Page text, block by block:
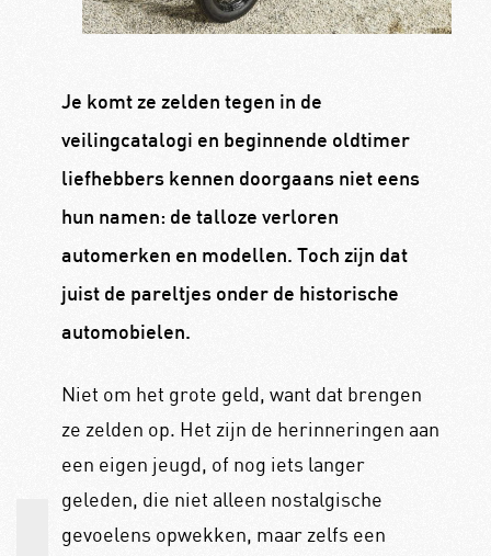
Je komt ze zelden tegen in de
veilingcatalogi en beginnende oldtimer
liefhebbers kennen doorgaans niet eens
hun namen: de talloze verloren
automerken en modellen. Toch zijn dat
juist de pareltjes onder de historische
automobielen.
Niet om het grote geld, want dat brengen
ze zelden op. Het zijn de herinneringen aan
een eigen jeugd, of nog iets langer
geleden, die niet alleen nostalgische
gevoelens opwekken, maar zelfs een